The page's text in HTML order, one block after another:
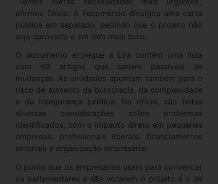
afirmou Olívio. A Fecomércio divulgou uma carta
pública em separado, pedindo que o projeto não
seja aprovado e em tom mais duro.
O documento entregue a Lira contém uma lista
com 68 artigos que seriam passíveis de
mudanças. As entidades apontam também para o
risco de aumento da burocracia, da complexidade
e da insegurança jurídica. No ofício, são feitas
diversas considerações sobre problemas
identificados, com o impacto direto em pequenas
empresas, profissionais liberais, financiamentos
setoriais e organização empresarial.
O ponto que os empresários usam para convencer
os parlamentares a não votarem o projeto é o de